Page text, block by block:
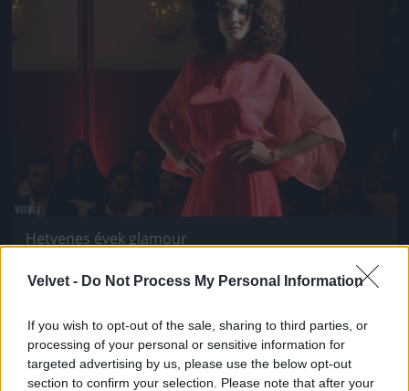
Velvet - Do Not Process My Personal Information
If you wish to opt-out of the sale, sharing to third parties, or
processing of your personal or sensitive information for
targeted advertising by us, please use the below opt-out
section to confirm your selection. Please note that after your
Hetvenes évek glamour
#10
Jön még kép!